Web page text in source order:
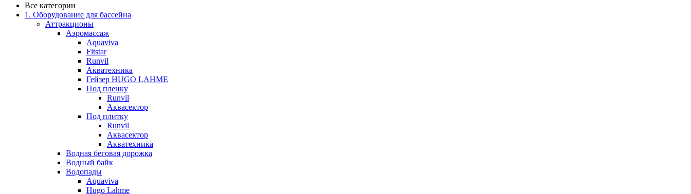
Все категории
1. Оборудование для бассейна
Аттракционы
Аэромассаж
Aquaviva
Fitstar
Runvil
Акватехника
Гейзер HUGO LAHME
Под пленку
Runvil
Аквасектор
Под плитку
Runvil
Аквасектор
Акватехника
Водная беговая дорожка
Водный байк
Водопады
Aquaviva
Hugo Lahme